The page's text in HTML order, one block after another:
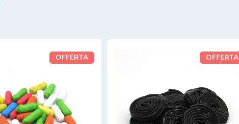
OFFERTA OFFERTA